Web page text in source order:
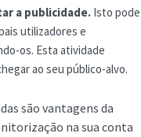
a publicidade. Isto pode
utilizadores e
os. Esta atividade
ao seu público-alvo.
são vantagens da
na sua conta